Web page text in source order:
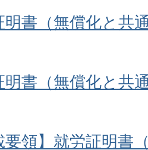
明書（無償化と共
明書（無償化と共
要領】就労証明書